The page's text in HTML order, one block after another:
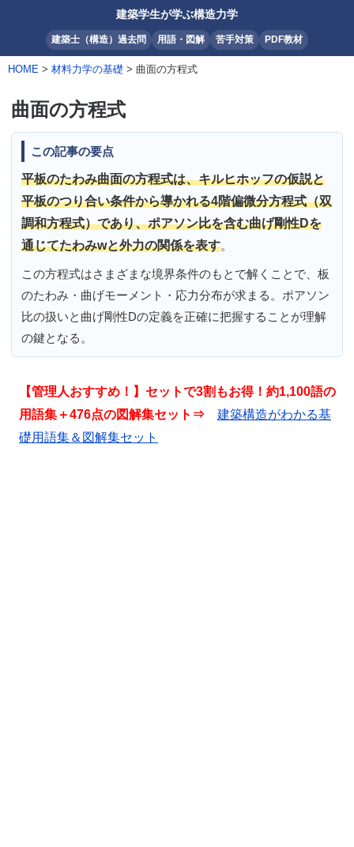
建築学生が学ぶ構造力学
建築士（構造）過去問 用語・図解 苦手対策 PDF教材
HOME > 材料力学の基礎 > 曲面の方程式
曲面の方程式
この記事の要点
平板のたわみ曲面の方程式は、キルヒホッフの仮説と
平板のつり合い条件から導かれる4階偏微分方程式（双
調和方程式）であり、ポアソン比を含む曲げ剛性Dを
通じてたわみwと外力の関係を表す。
この方程式はさまざまな境界条件のもとで解くことで、板
のたわみ・曲げモーメント・応力分布が求まる。ポアソン
比の扱いと曲げ剛性Dの定義を正確に把握することが理解
の鍵となる。
【管理人おすすめ！】セットで3割もお得！約1,100語の
用語集＋476点の図解集セット⇒ 建築構造がわかる基
礎用語集＆図解集セット